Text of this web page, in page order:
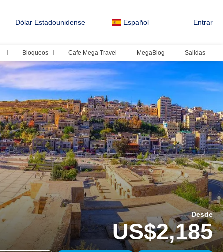
Dólar Estadounidense Español Entrar
Bloqueos Cafe Mega Travel MegaBlog Salidas
Desde
US$2,185